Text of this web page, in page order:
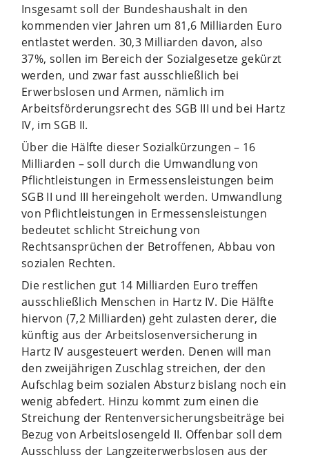
Insgesamt soll der Bundeshaushalt in den
kommenden vier Jahren um 81,6 Milliarden Euro
entlastet werden. 30,3 Milliarden davon, also
37%, sollen im Bereich der Sozialgesetze gekürzt
werden, und zwar fast ausschließlich bei
Erwerbslosen und Armen, nämlich im
Arbeitsförderungsrecht des SGB III und bei Hartz
IV, im SGB II.
Über die Hälfte dieser Sozialkürzungen – 16
Milliarden – soll durch die Umwandlung von
Pflichtleistungen in Ermessensleistungen beim
SGB II und III hereingeholt werden. Umwandlung
von Pflichtleistungen in Ermessensleistungen
bedeutet schlicht Streichung von
Rechtsansprüchen der Betroffenen, Abbau von
sozialen Rechten.
Die restlichen gut 14 Milliarden Euro treffen
ausschließlich Menschen in Hartz IV. Die Hälfte
hiervon (7,2 Milliarden) geht zulasten derer, die
künftig aus der Arbeitslosenversicherung in
Hartz IV ausgesteuert werden. Denen will man
den zweijährigen Zuschlag streichen, der den
Aufschlag beim sozialen Absturz bislang noch ein
wenig abfedert. Hinzu kommt zum einen die
Streichung der Rentenversicherungsbeiträge bei
Bezug von Arbeitslosengeld II. Offenbar soll dem
Ausschluss der Langzeiterwerbslosen aus der